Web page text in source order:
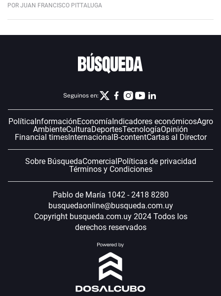
POR JUAN FRANCISCO PITTALUGA
Seguinos en:
PolíticaInformaciónEconomíaIndicadores económicosAgro
AmbienteCulturaDeportesTecnologíaOpinión
Financial timesInternacionalB-contentCartas al Director
Sobre BúsquedaComercialPolíticas de privacidad
Términos y Condiciones
Pablo de María 1042 - 2418 8280
busquedaonline@busqueda.com.uy
Copyright busqueda.com.uy 2024 Todos los
derechos reservados